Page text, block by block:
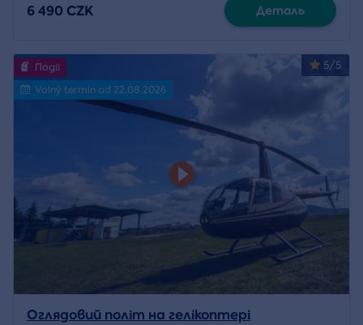
6 490 CZK Деталь
5/5
Події
Volný termín od 22.08.2026
Оглядовий політ на гелікоптері